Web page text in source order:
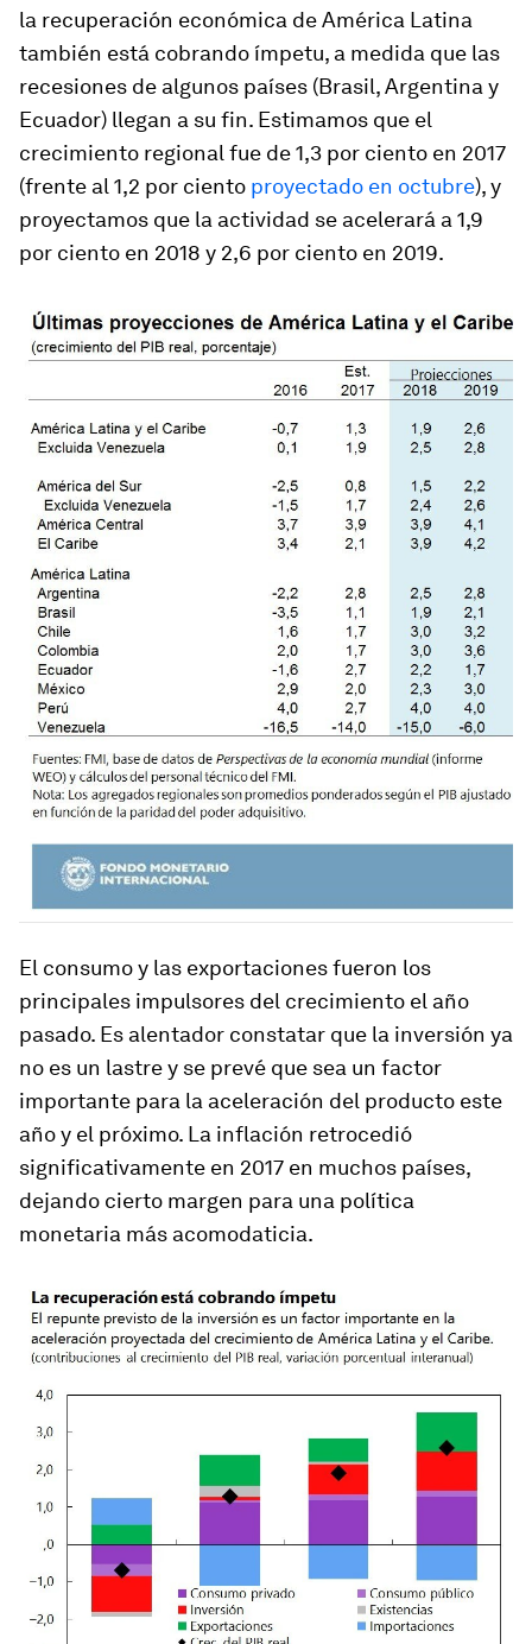
la recuperación económica de América Latina
también está cobrando ímpetu, a medida que las
recesiones de algunos países (Brasil, Argentina y
Ecuador) llegan a su fin. Estimamos que el
crecimiento regional fue de 1,3 por ciento en 2017
(frente al 1,2 por ciento proyectado en octubre), y
proyectamos que la actividad se acelerará a 1,9
por ciento en 2018 y 2,6 por ciento en 2019.
El consumo y las exportaciones fueron los
principales impulsores del crecimiento el año
pasado. Es alentador constatar que la inversión ya
no es un lastre y se prevé que sea un factor
importante para la aceleración del producto este
año y el próximo. La inflación retrocedió
significativamente en 2017 en muchos países,
dejando cierto margen para una política
monetaria más acomodaticia.